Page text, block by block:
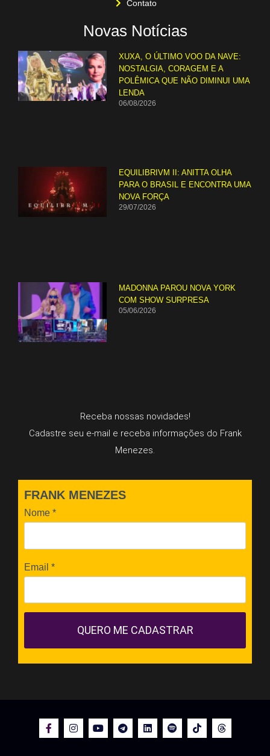
Contato
Novas Notícias
XUXA, O ÚLTIMO VOO DA NAVE:
NOSTALGIA, CORAGEM E A
POLÊMICA QUE NÃO DIMINUI UMA
LENDA
06/08/2026
EQUILIBRIVM II: ANITTA OLHA
PARA O BRASIL E ENCONTRA UMA
NOVA FORÇA
29/07/2026
MADONNA PAROU NOVA YORK
COM SHOW SURPRESA
05/06/2026
Receba nossas novidades!
Cadastre seu e-mail e receba informações do Frank
Menezes.
FRANK MENEZES
Nome *
Email *
QUERO ME CADASTRAR